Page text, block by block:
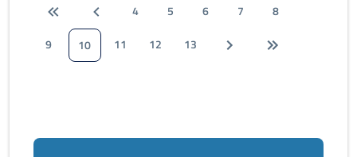
4 5 6 7
8
9
10 11 12 13